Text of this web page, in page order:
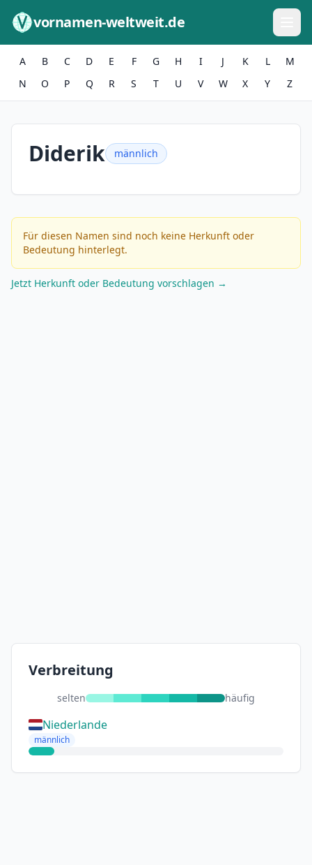
vornamen-weltweit.de
A B C D E F G H I J K L
M
N
O P Q R S T U V W X Y Z
Diderik männlich
Für diesen Namen sind noch keine Herkunft oder
Bedeutung hinterlegt.
Jetzt Herkunft oder Bedeutung vorschlagen →
Verbreitung
selten häufig
Niederlande
männlich